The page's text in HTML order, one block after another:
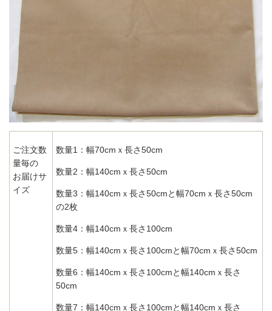
ご注文数
量毎の
お届けサ
イズ
数量1：幅70cmｘ長さ50cm
数量2：幅140cmｘ長さ50cm
数量3：幅140cmｘ長さ50cmと幅70cmｘ長さ50cm
の2枚
数量4：幅140cmｘ長さ100cm
数量5：幅140cmｘ長さ100cmと幅70cmｘ長さ50cm
数量6：幅140cmｘ長さ100cmと幅140cmｘ長さ
50cm
数量7：幅140cmｘ長さ100cmと幅140cmｘ長さ